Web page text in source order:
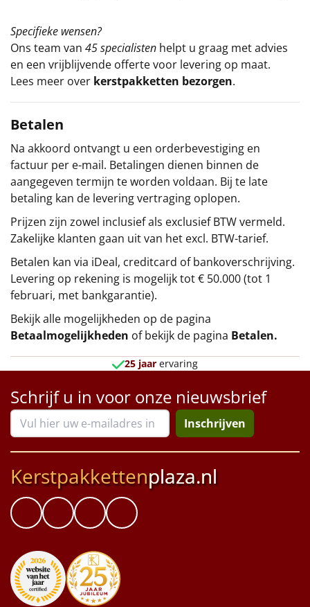
Specifieke wensen?
Ons team van 45 specialisten helpt u graag met advies
en een vrijblijvende offerte voor levering op maat.
Lees meer over kerstpakketten bezorgen.
Betalen
Na akkoord ontvangt u een orderbevestiging en
factuur per e-mail. Betalingen dienen binnen de
aangegeven termijn te worden voldaan. Bij te late
betaling kan de levering vertraging oplopen.
Prijzen zijn zowel inclusief als exclusief BTW vermeld.
Zakelijke klanten gaan uit van het excl. BTW-tarief.
Betalen kan via iDeal, creditcard of bankoverschrijving.
Levering op rekening is mogelijk tot € 50.000 (tot 1
februari, met bankgarantie).
Bekijk alle mogelijkheden op de pagina
Betaalmogelijkheden of bekijk de pagina Betalen.
25 jaar ervaring
Schrijf u in voor onze nieuwsbrief
Inschrijven
Kerstpakkettenplaza.nl